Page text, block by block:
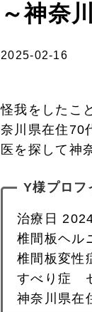
～神奈
2025-02-16
怪我をしたこ
奈川県在住70
医を探して神
Y様プロフ
治療日
椎間板ヘル
椎間板変性
すべり症
神奈川県在